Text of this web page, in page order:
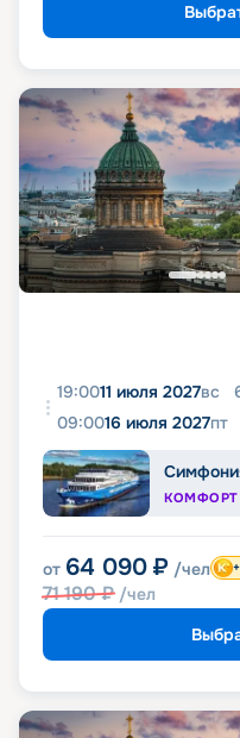
19:0011 июля 2027вс
09:0016 июля 2027пт
КОМФОРТ
от 64 090 ₽ /чел
71 190₽ /чел